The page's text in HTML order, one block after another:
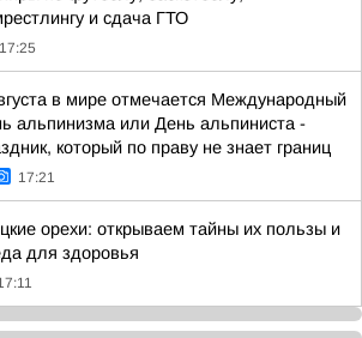
и сдача ГТО
17:25
в мире отмечается Международный
альпинизма или День альпиниста -
который по праву не знает границ
17:21
орехи: открываем тайны их пользы и
для здоровья